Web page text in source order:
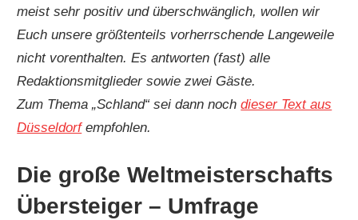
meist sehr positiv und überschwänglich, wollen wir
Euch unsere größtenteils vorherrschende Langeweile
nicht vorenthalten. Es antworten (fast) alle
Redaktionsmitglieder sowie zwei Gäste.
Zum Thema „Schland“ sei dann nochdieser Text aus
Düsseldorfempfohlen.
Die große Weltmeisterschafts
Übersteiger – Umfrage